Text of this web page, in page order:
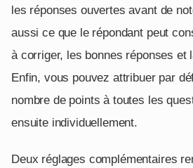
les réponses ouvertes avant de
aussi ce que le répondant peut
à corriger, les bonnes réponses et
Enfin, vous pouvez attribuer par
nombre de points à toutes les
ensuite individuellement.
Deux réglages complémentaires